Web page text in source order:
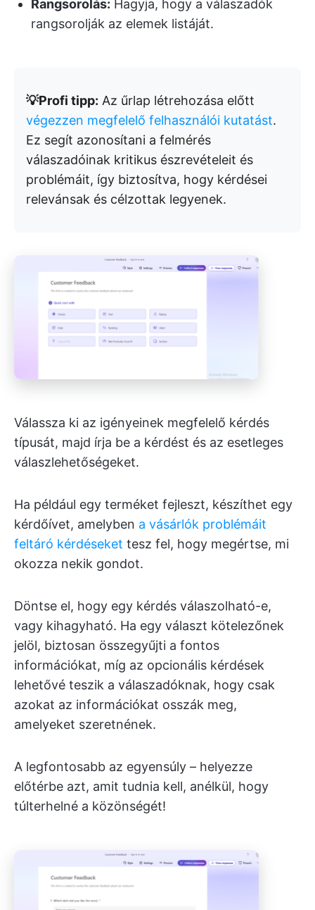
Rangsorolás: Hagyja, hogy a válaszadók
rangsorolják az elemek listáját.
💡Profi tipp: Az űrlap létrehozása előtt
végezzen megfelelő felhasználói kutatást.
Ez segít azonosítani a felmérés
válaszadóinak kritikus észrevételeit és
problémáit, így biztosítva, hogy kérdései
relevánsak és célzottak legyenek.
Válassza ki az igényeinek megfelelő kérdés
típusát, majd írja be a kérdést és az esetleges
válaszlehetőségeket.
Ha például egy terméket fejleszt, készíthet egy
kérdőívet, amelyben a vásárlók problémáit
feltáró kérdéseket tesz fel, hogy megértse, mi
okozza nekik gondot.
Döntse el, hogy egy kérdés válaszolható-e,
vagy kihagyható. Ha egy választ kötelezőnek
jelöl, biztosan összegyűjti a fontos
információkat, míg az opcionális kérdések
lehetővé teszik a válaszadóknak, hogy csak
azokat az információkat osszák meg,
amelyeket szeretnének.
A legfontosabb az egyensúly – helyezze
előtérbe azt, amit tudnia kell, anélkül, hogy
túlterhelné a közönségét!